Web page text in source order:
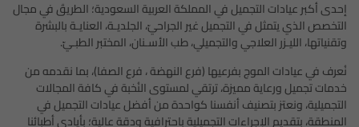
إحدى أكبر عيادات التجميل في المملكة العربية السعودية؛ الطريقَ في مجال
التخصص الذي يتمثل في التجميل غير الجراحيّ، الجلديـة، العنايـة بالبشرة
وتقنياتها، الليـزر العلاجي والتجميلي، طب الأسـنان، المختبر الطبـيّ.
نُعرف في عيادات الموج بفرعيها (فرع النهضة ، فرع الصفا)، بما نقدمه من
خدمات تجميل ورعاية مميزة، ترتقي لمستوى النُخبة في كافة المجالات
التجميلية، ونعتز بتصنيف أنفسنا كواحدة من أفضل عيادات التجميل في
المنطقة، بتقديم الإجراءات التجميلية باحترافية ودقة عالية؛ بأيادي أطبائنا